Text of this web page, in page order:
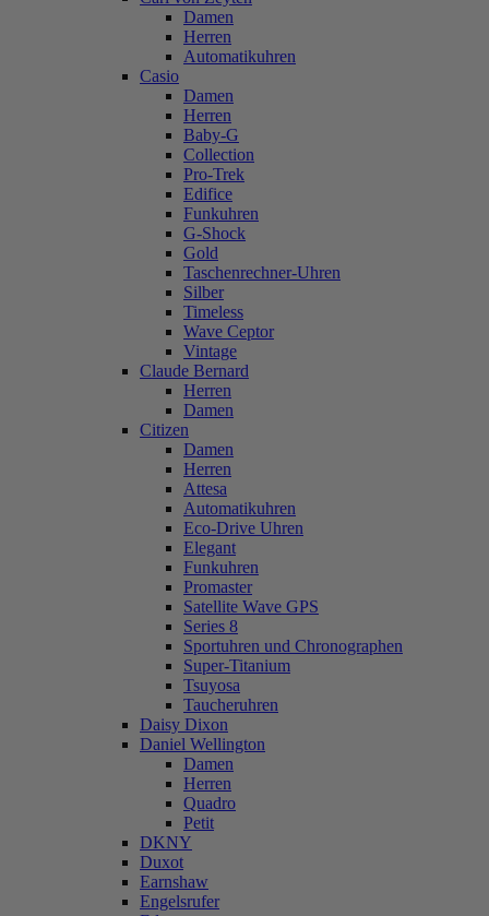
Damen
Herren
Automatikuhren
Casio
Damen
Herren
Baby-G
Collection
Pro-Trek
Edifice
Funkuhren
G-Shock
Gold
Taschenrechner-Uhren
Silber
Timeless
Wave Ceptor
Vintage
Claude Bernard
Herren
Damen
Citizen
Damen
Herren
Attesa
Automatikuhren
Eco-Drive Uhren
Elegant
Funkuhren
Promaster
Satellite Wave GPS
Series 8
Sportuhren und Chronographen
Super-Titanium
Tsuyosa
Taucheruhren
Daisy Dixon
Daniel Wellington
Damen
Herren
Quadro
Petit
DKNY
Duxot
Earnshaw
Engelsrufer